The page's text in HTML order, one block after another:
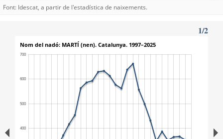
Font: Idescat, a partir de l'estadística de naixements.